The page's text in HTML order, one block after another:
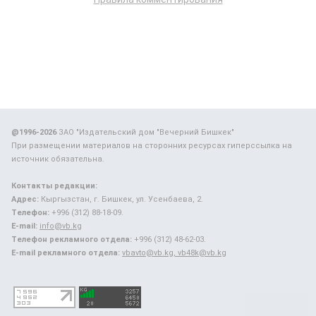
@1996-2026ЗАО "Издательский дом "Вечерний Бишкек"
При размещении материалов на сторонних ресурсах гиперссылка на
источник обязательна.
Контакты редакции:
Адрес: Кыргызстан, г. Бишкек, ул. Усенбаева, 2.
Телефон: +996 (312) 88-18-09.
E-mail: info@vb.kg
Телефон рекламного отдела: +996 (312) 48-62-03.
E-mail рекламного отдела: vbavto@vb.kg, vb48k@vb.kg